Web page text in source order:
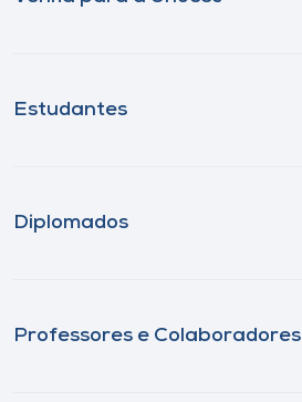
Estudantes
Diplomados
Professores e Colaboradores